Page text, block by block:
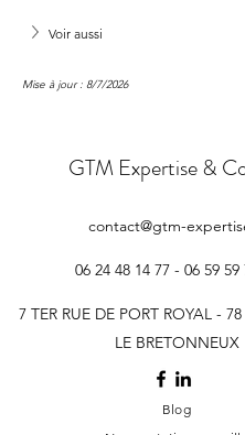
Voir aussi
Mise à jour : 8/7/2026
GTM Expertise &
contact@gtm-
06 24 48 14 77 - 06 59 59
7 TER RUE DE PORT ROYAL -
LE BRETONNEUX
Blog